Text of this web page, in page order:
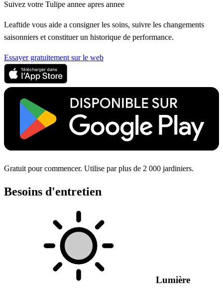
Suivez votre Tulipe annee apres annee
Leaftide vous aide a consigner les soins, suivre les changements
saisonniers et constituer un historique de performance.
Essayer gratuitement sur le web
Gratuit pour commencer. Utilise par plus de 2 000 jardiniers.
Besoins d'entretien
Lumière